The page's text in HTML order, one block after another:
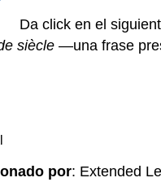
Da click en el
siècle —una frase
por: Extended